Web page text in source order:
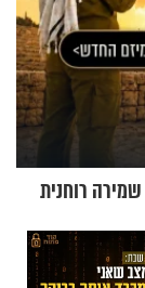
רוחנית